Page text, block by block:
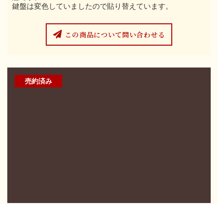
鍵盤は変色していましたので貼り替えています。
この商品について問い合わせる
売約済み